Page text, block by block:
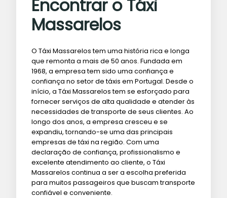
Encontrar o Táxi
Massarelos
O Táxi Massarelos tem uma história rica e longa
que remonta a mais de 50 anos. Fundada em
1968, a empresa tem sido uma confiança e
confiança no setor de táxis em Portugal. Desde o
início, a Táxi Massarelos tem se esforçado para
fornecer serviços de alta qualidade e atender às
necessidades de transporte de seus clientes. Ao
longo dos anos, a empresa cresceu e se
expandiu, tornando-se uma das principais
empresas de táxi na região. Com uma
declaração de confiança, profissionalismo e
excelente atendimento ao cliente, o Táxi
Massarelos continua a ser a escolha preferida
para muitos passageiros que buscam transporte
confiável e conveniente.